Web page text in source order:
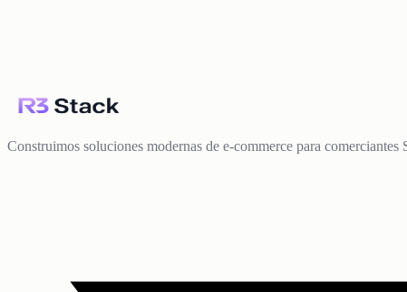
Construimos soluciones modernas de e-commerce para